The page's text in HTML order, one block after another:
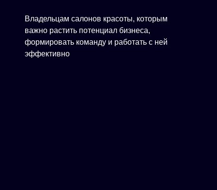
Владельцам салонов красоты, которым
важно растить потенциал бизнеса,
формировать команду и работать с ней
эффективно